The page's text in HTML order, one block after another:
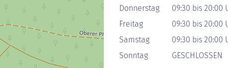
Donnerstag
09:30 bis 20:00
Freitag
09:30 bis 20:00
Samstag
09:30 bis 20:00
Sonntag
GESCHLOSSEN